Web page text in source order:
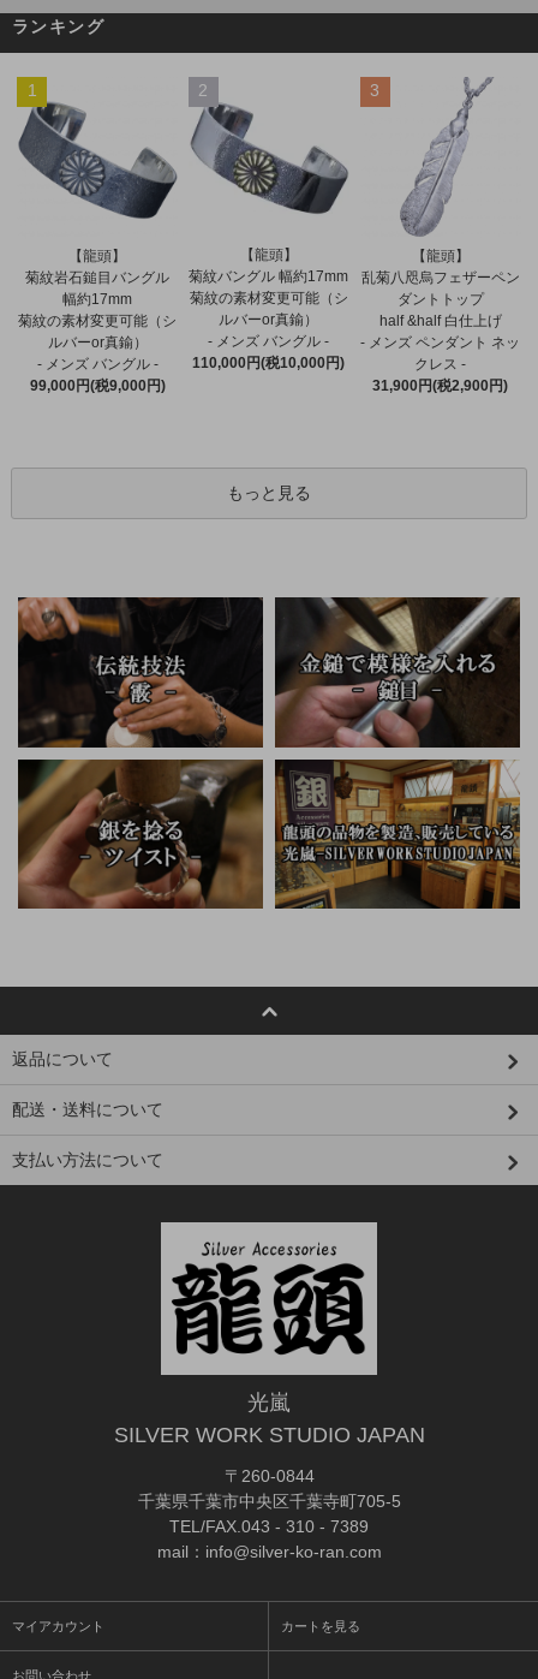
ランキング
1
【龍頭】
菊紋岩石鎚目バングル
幅約17mm
菊紋の素材変更可能（シ
ルバーor真鍮）
- メンズ バングル -
99,000円(税9,000円)
2
【龍頭】
菊紋バングル 幅約17mm
菊紋の素材変更可能（シ
ルバーor真鍮）
- メンズ バングル -
110,000円(税10,000円)
3
【龍頭】
乱菊八咫烏フェザーペン
ダントトップ
half &half 白仕上げ
- メンズ ペンダント ネッ
クレス -
31,900円(税2,900円)
もっと見る
返品について
配送・送料について
支払い方法について
光嵐
SILVER WORK STUDIO JAPAN
〒260-0844
千葉県千葉市中央区千葉寺町705-5
TEL/FAX.043 - 310 - 7389
mail：info@silver-ko-ran.com
マイアカウント カートを見る
お問い合わせ